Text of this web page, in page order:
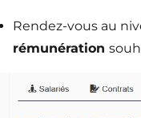
Rendez-vous au
rémunération